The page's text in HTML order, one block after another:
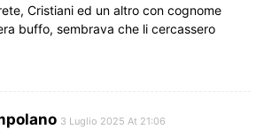
Cristiani ed un altro con cognome
buffo, sembrava che li cercassero
3 Luglio 2025 At 21:06